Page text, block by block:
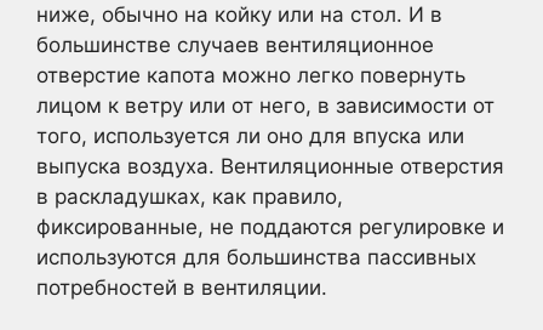
ниже, обычно на койку или на стол. И в
большинстве случаев вентиляционное
отверстие капота можно легко повернуть
лицом к ветру или от него, в зависимости от
того, используется ли оно для впуска или
выпуска воздуха. Вентиляционные отверстия
в раскладушках, как правило,
фиксированные, не поддаются регулировке и
используются для большинства пассивных
потребностей в вентиляции.